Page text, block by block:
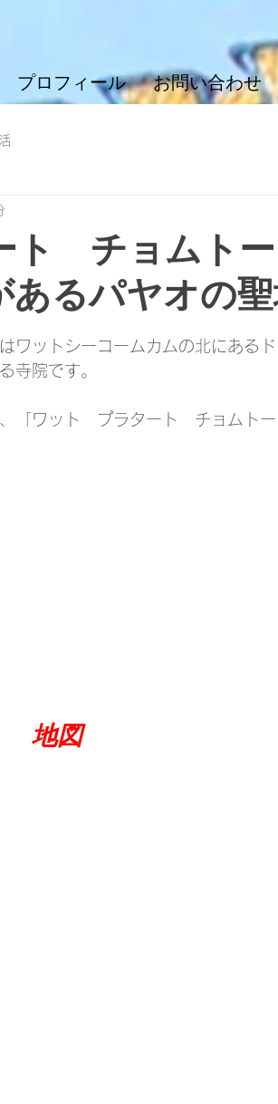
プロフィール お問い合わせ
ト チョムトー
あるパヤオの
ワットシーコームカムの北にある
寺院です。
「ワット　プラタート　チョムト
地図